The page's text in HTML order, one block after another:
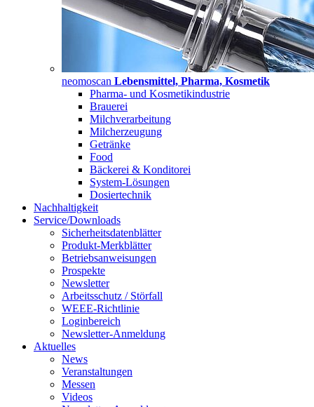
neomoscan Lebensmittel, Pharma, Kosmetik
Pharma- und Kosmetikindustrie
Brauerei
Milchverarbeitung
Milcherzeugung
Getränke
Food
Bäckerei & Konditorei
System-Lösungen
Dosiertechnik
Nachhaltigkeit
Service/Downloads
Sicherheitsdatenblätter
Produkt-Merkblätter
Betriebsanweisungen
Prospekte
Newsletter
Arbeitsschutz / Störfall
WEEE-Richtlinie
Loginbereich
Newsletter-Anmeldung
Aktuelles
News
Veranstaltungen
Messen
Videos